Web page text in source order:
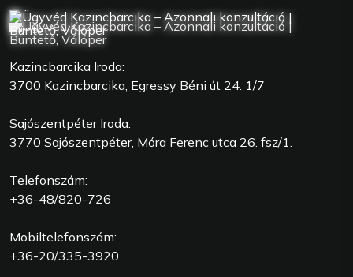
Kazincbarcika Iroda:
3700 Kazincbarcika, Egressy Béni út 24. 1/7
Sajószentpéter Iroda:
3770 Sajószentpéter, Móra Ferenc utca 26. fsz/1.
Telefonszám:
+36-48/820-726
Mobiltelefonszám:
+36-20/335-3920